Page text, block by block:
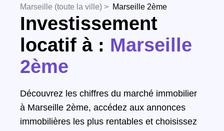
Marseille (toute la ville) > Marseille 2ème
Investissement
locatif à : Marseille
2ème
Découvrez les chiffres du marché immobilier
à Marseille 2ème, accédez aux annonces
immobilières les plus rentables et choisissez